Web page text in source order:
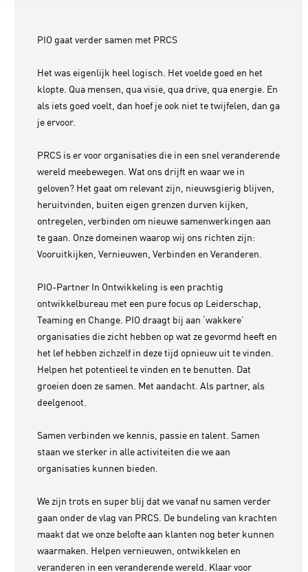
PIO gaat verder samen met PRCS
Het was eigenlijk heel logisch. Het voelde goed en het
klopte. Qua mensen, qua visie, qua drive, qua energie. En
als iets goed voelt, dan hoef je ook niet te twijfelen, dan ga
je ervoor.
PRCS is er voor organisaties die in een snel veranderende
wereld meebewegen. Wat ons drijft en waar we in
geloven? Het gaat om relevant zijn, nieuwsgierig blijven,
heruitvinden, buiten eigen grenzen durven kijken,
ontregelen, verbinden om nieuwe samenwerkingen aan
te gaan. Onze domeinen waarop wij ons richten zijn:
Vooruitkijken, Vernieuwen, Verbinden en Veranderen.
PIO-Partner In Ontwikkeling is een prachtig
ontwikkelbureau met een pure focus op Leiderschap,
Teaming en Change. PIO draagt bij aan ‘wakkere’
organisaties die zicht hebben op wat ze gevormd heeft en
het lef hebben zichzelf in deze tijd opnieuw uit te vinden.
Helpen het potentieel te vinden en te benutten. Dat
groeien doen ze samen. Met aandacht. Als partner, als
deelgenoot.
Samen verbinden we kennis, passie en talent. Samen
staan we sterker in alle activiteiten die we aan
organisaties kunnen bieden.
We zijn trots en super blij dat we vanaf nu samen verder
gaan onder de vlag van PRCS. De bundeling van krachten
maakt dat we onze belofte aan klanten nog beter kunnen
waarmaken. Helpen vernieuwen, ontwikkelen en
veranderen in een veranderende wereld. Klaar voor